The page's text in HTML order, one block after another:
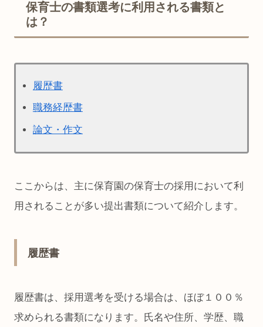
保育士の書類選考に利用される書類と
は？
履歴書
職務経歴書
論文・作文
ここからは、主に保育園の保育士の採用において利
用されることが多い提出書類について紹介します。
履歴書
履歴書は、採用選考を受ける場合は、ほぼ１００％
求められる書類になります。氏名や住所、学歴、職